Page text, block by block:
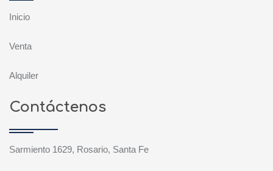
Inicio
Venta
Alquiler
Contáctenos
Sarmiento 1629, Rosario, Santa Fe